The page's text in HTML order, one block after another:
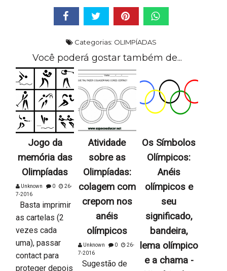
Categorias: OLIMPÍADAS
Você poderá gostar também de...
Jogo da
memória das
Olimpíadas
Unknown 0
26-
7-2016
Basta imprimir
as cartelas (2
vezes cada
uma), passar
contact para
proteger depois
Atividade
sobre as
Olimpíadas:
colagem com
crepom nos
anéis
olímpicos
Unknown 0
26-
7-2016
Sugestão de
Os Símbolos
Olímpicos:
Anéis
olímpicos e
seu
significado,
bandeira,
lema olímpico
e a chama -